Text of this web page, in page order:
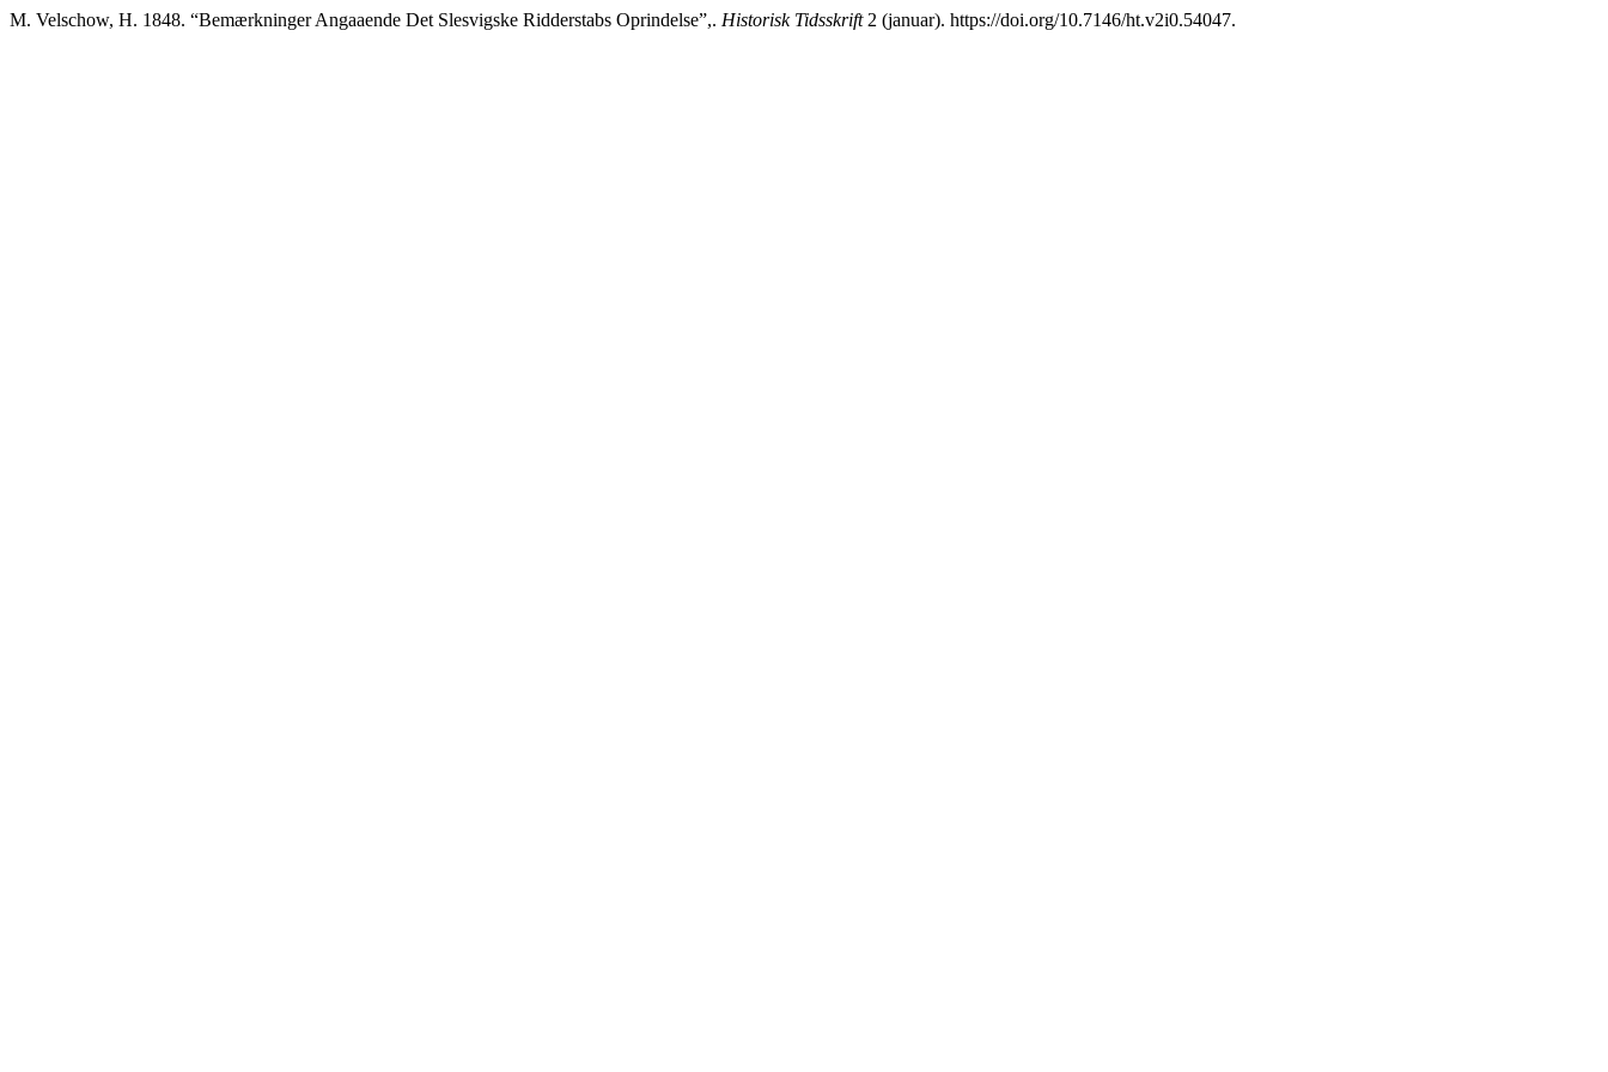
M. Velschow, H. 1848. “Bemærkninger Angaaende Det Slesvigske Ridderstabs Oprindelse”,. Historisk Tidsskrift2 (januar). https://doi.org/10.7146/ht.v2i0.54047.